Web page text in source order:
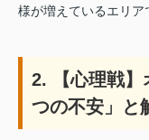
様が増えているエリア
2. 【心理戦】
つの不安」と